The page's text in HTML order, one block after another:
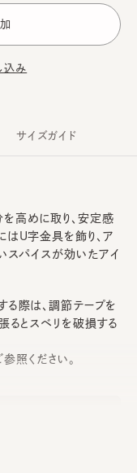
込み
高めに取り、安定感
はU字金具を飾り、ア
スパイスが効いたアイ
る際は、調節テープを
るとスベリを破損する
照ください。
サイズガイド